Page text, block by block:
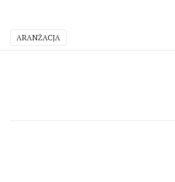
ARANŻACJA